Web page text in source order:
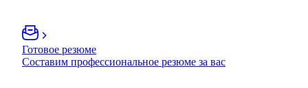
Готовое резюме
Составим профессиональное резюме за вас